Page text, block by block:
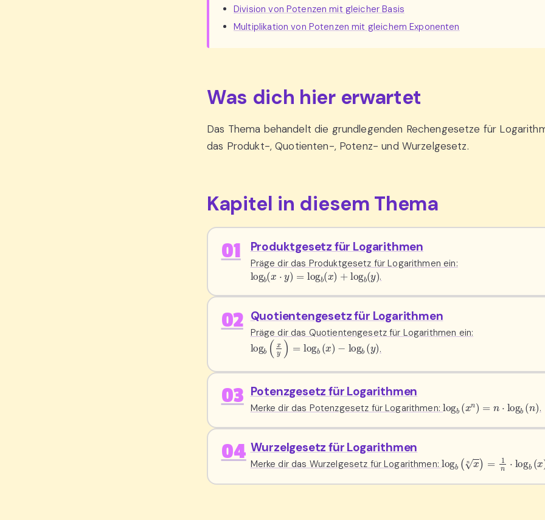
Division von Potenzen mit gleicher Basis
Multiplikation von Potenzen mit gleichem Exponenten
Was dich hier erwartet
Das Thema behandelt die grundlegenden Rechengesetze für
das Produkt-, Quotienten-, Potenz- und Wurzelgesetz.
Kapitel in diesem Thema
01 Produktgesetz für Logarithmen
Präge dir das Produktgesetz für Logarithmen ein:
logb(x⋅y)=logb(x)+logb(y) .
02 Quotientengesetz für Logarithmen
Präge dir das Quotientengesetz für Logarithmen ein:
log b(xy) log x) −log b y .
03 Potenzgesetz für Logarithmen
Merke dir das Potenzgesetz für Logarithmen:log b( xn) log ) .
04 Wurzelgesetz für Logarithmen
Merke dir das Wurzelgesetz für Logarithmen:log b( n)= log b